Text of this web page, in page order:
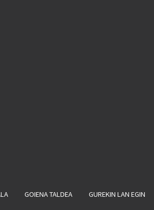
GOIENA TALDEA GUREKIN LAN EGIN